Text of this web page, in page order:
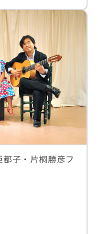
子・片桐勝彦フ